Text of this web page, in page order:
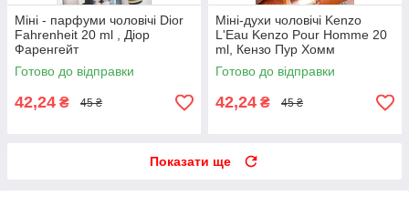
Міні - парфуми чоловічі Dior
Fahrenheit 20 ml , Діор
Фаренгейт
Готово до відправки
42,24 ₴ 45 ₴
Міні-духи чоловічі Kenzo
L'Eau Kenzo Pour Homme 20
ml, Кензо Пур Хомм
Готово до відправки
42,24 ₴ 45 ₴
Показати ще